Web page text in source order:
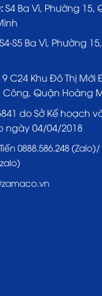
S4 Ba Vì, Phường 15,
S5 Ba Vì, Phường
C24 Khu Đô Thị Mới
Công, Quận Hoàng
do Sở Kế hoạch
ngày 04/04/2018
0888.586.248